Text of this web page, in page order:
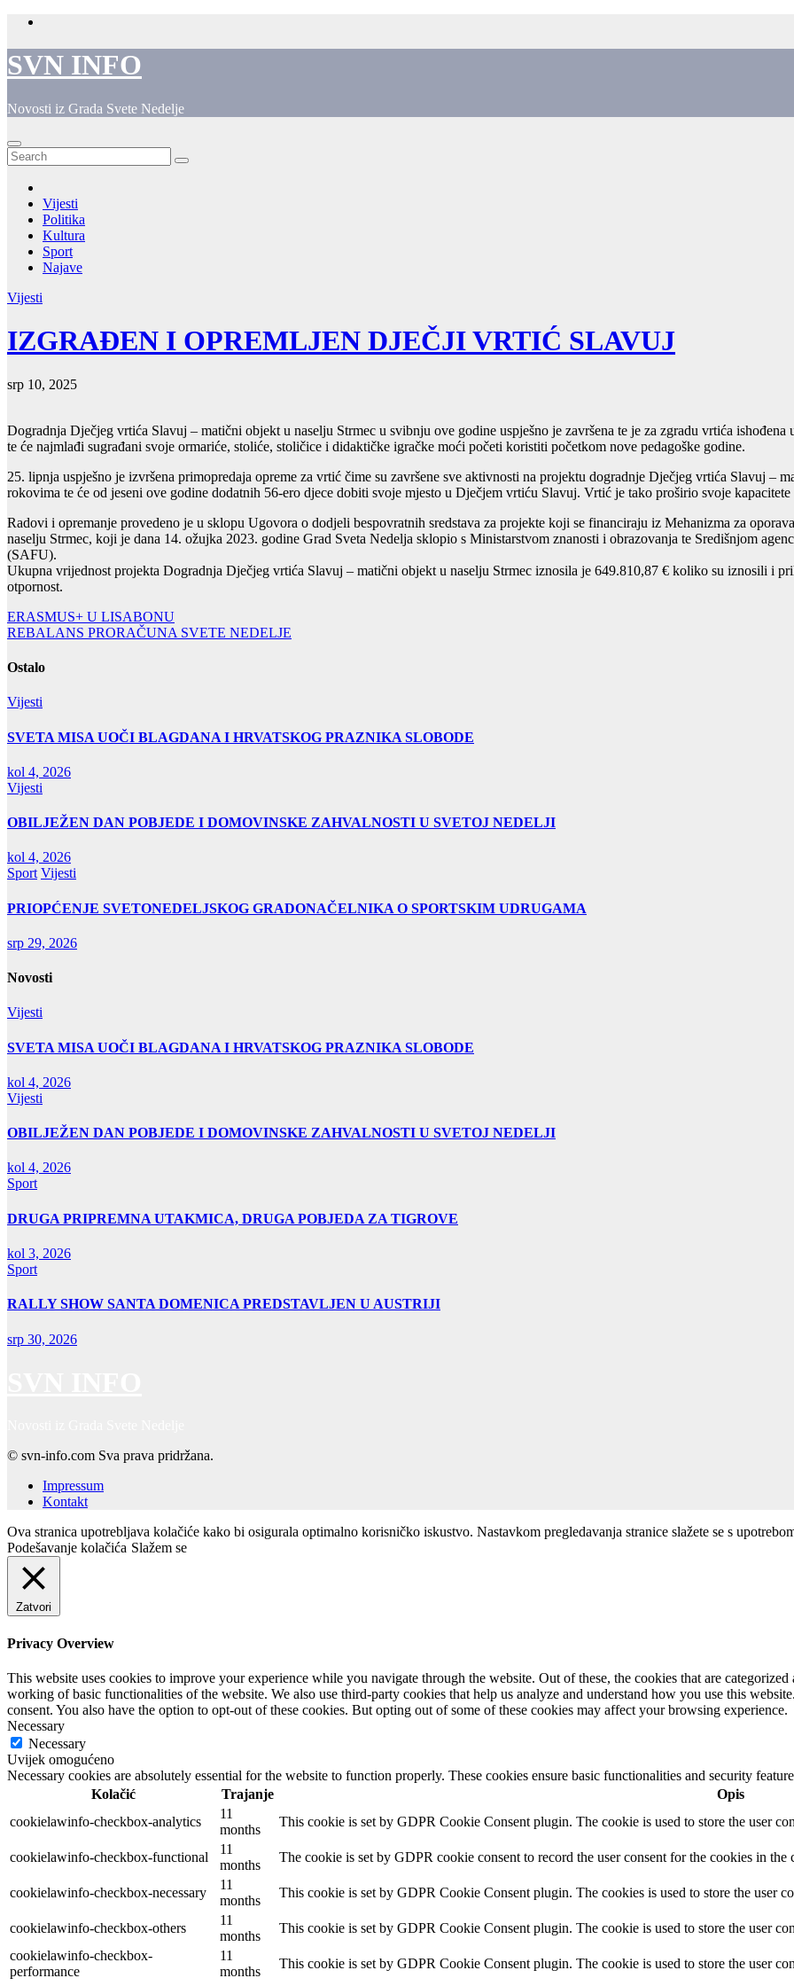
Skip
content
SVN INFO
Novosti iz Grada Svete Nedelje
Vijesti
Politika
Kultura
Sport
Najave
Vijesti
IZGRAĐEN I OPREMLJEN DJEČJI VRTIĆ SLAVUJ
srp 10, 2025
Dogradnja Dječjeg vrtića Slavuj – matični objekt u naselju Strmec u svibnju ove godine uspješno je završena te je za zgradu vrtića
te će najmlađi sugrađani svoje ormariće, stoliće, stoličice i didaktičke igračke moći početi koristiti početkom nove pedagoške godine.
25. lipnja uspješno je izvršena primopredaja opreme za vrtić čime su završene sve aktivnosti na projektu dogradnje Dječjeg vrtića Slavuj –
rokovima te će od jeseni ove godine dodatnih 56-ero djece dobiti svoje mjesto u Dječjem vrtiću Slavuj. Vrtić je tako proširio svoje
Radovi i opremanje provedeno je u sklopu Ugovora o dodjeli bespovratnih sredstava za projekte koji se financiraju iz Mehanizma za
naselju Strmec, koji je dana 14. ožujka 2023. godine Grad Sveta Nedelja sklopio s Ministarstvom znanosti i obrazovanja te Središnjom
(SAFU).
Ukupna vrijednost projekta Dogradnja Dječjeg vrtića Slavuj – matični objekt u naselju Strmec iznosila je 649.810,87 € koliko su iznosili i
otpornost.
Navigacija
objava
ERASMUS+ U LISABONU
REBALANS PRORAČUNA SVETE NEDELJE
Ostalo
Vijesti
SVETA MISA UOČI BLAGDANA I HRVATSKOG PRAZNIKA SLOBODE
kol 4, 2026
Vijesti
OBILJEŽEN DAN POBJEDE I DOMOVINSKE ZAHVALNOSTI U SVETOJ NEDELJI
kol 4, 2026
Sport Vijesti
PRIOPĆENJE SVETONEDELJSKOG GRADONAČELNIKA O SPORTSKIM UDRUGAMA
srp 29, 2026
Novosti
Vijesti
SVETA MISA UOČI BLAGDANA I HRVATSKOG PRAZNIKA SLOBODE
kol 4, 2026
Vijesti
OBILJEŽEN DAN POBJEDE I DOMOVINSKE ZAHVALNOSTI U SVETOJ NEDELJI
kol 4, 2026
Sport
DRUGA PRIPREMNA UTAKMICA, DRUGA POBJEDA ZA TIGROVE
kol 3, 2026
Sport
RALLY SHOW SANTA DOMENICA PREDSTAVLJEN U AUSTRIJI
srp 30, 2026
© svn-info.com Sva prava pridržana.
Impressum
Kontakt
Ova stranica upotrebljava kolačiće kako bi osigurala optimalno korisničko iskustvo. Nastavkom pregledavanja stranice slažete se s
Podešavanje kolačića Slažem se
Zatvori
Privacy Overview
This website uses cookies to improve your experience while you navigate through the website. Out of these, the cookies that are categorized
working of basic functionalities of the website. We also use third-party cookies that help us analyze and understand how you use this
consent. You also have the option to opt-out of these cookies. But opting out of some of these cookies may affect your browsing experience.
Necessary
Necessary
Uvijek omogućeno
Necessary cookies are absolutely essential for the website to function properly. These cookies ensure basic functionalities and security
Kolačić
Trajanje
Opis
cookielawinfo-checkbox-analytics
11
months
This cookie is set by GDPR Cookie Consent plugin. The cookie is used to store the user
cookielawinfo-checkbox-functional
11
months
The cookie is set by GDPR cookie consent to record the user consent for the cookies in
cookielawinfo-checkbox-necessary
11
months
This cookie is set by GDPR Cookie Consent plugin. The cookies is used to store the user
cookielawinfo-checkbox-others
11
months
This cookie is set by GDPR Cookie Consent plugin. The cookie is used to store the user
cookielawinfo-checkbox-
performance
11
months
This cookie is set by GDPR Cookie Consent plugin. The cookie is used to store the user